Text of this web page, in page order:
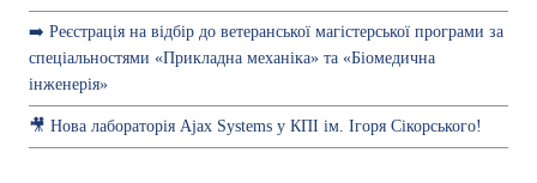
➡️ Реєстрація на відбір до ветеранської магістерської програми за
спеціальностями «Прикладна механіка» та «Біомедична
інженерія»
🎥 Нова лабораторія Ajax Systems у КПІ ім. Ігоря Сікорського!